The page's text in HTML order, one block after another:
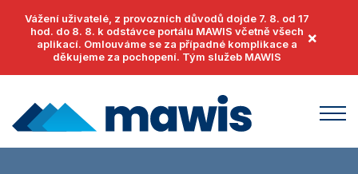
Vážení uživatelé, z provozních důvodů dojde 7. 8. od 17
hod. do 8. 8. k odstávce portálu MAWIS včetně všech
aplikací. Omlouváme se za případné komplikace a
děkujeme za pochopení. Tým služeb MAWIS
×